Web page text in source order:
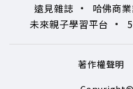
到遠見資深主編廖君雅，帶
財富版圖重組。 🔺資產管理
金融重鎮？ 🔺不只是口號！
何引爆市場？ 🔺打破「富不
綁落實百年傳承？ 🔺高雄專
遠見雜誌 哈佛商
未來親子學習平台
著作權聲明